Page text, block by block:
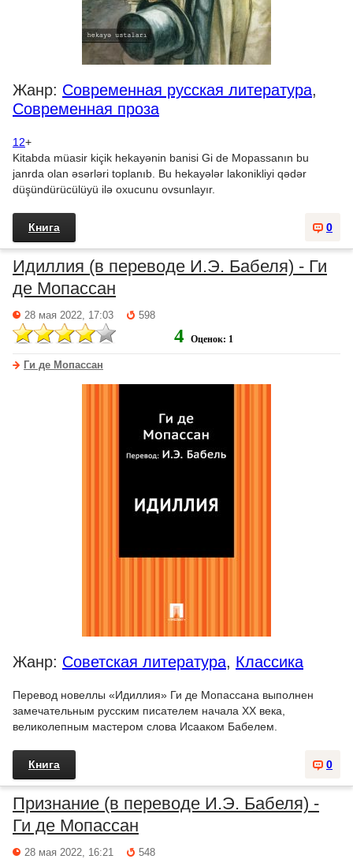
Жанр: Современная русская литература,
Современная проза
12+
Kitabda müasir kiçik hekayənin banisi Gi de Mopassanın bu
janrda olan əsərləri toplanıb. Bu hekayələr lakonikliyi qədər
düşündürücülüyü ilə oxucunu ovsunlayır.
0
Книга
Идиллия (в переводе И.Э. Бабеля) - Ги
де Мопассан
28 мая 2022, 17:03 598
4 Оценок: 1
Ги де Мопассан
Жанр: Советская литература, Классика
Перевод новеллы «Идиллия» Ги де Мопассана выполнен
замечательным русским писателем начала XX века,
великолепным мастером слова Исааком Бабелем.
0
Книга
Признание (в переводе И.Э. Бабеля) -
Ги де Мопассан
28 мая 2022, 16:21 548